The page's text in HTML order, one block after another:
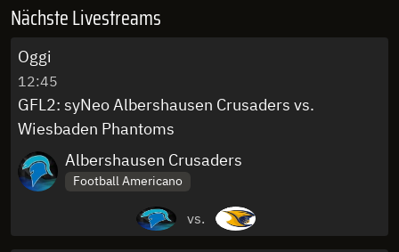
Nächste Livestreams
Oggi
12:45
GFL2: syNeo Albershausen Crusaders vs.
Wiesbaden Phantoms
Albershausen Crusaders
Football Americano
vs.